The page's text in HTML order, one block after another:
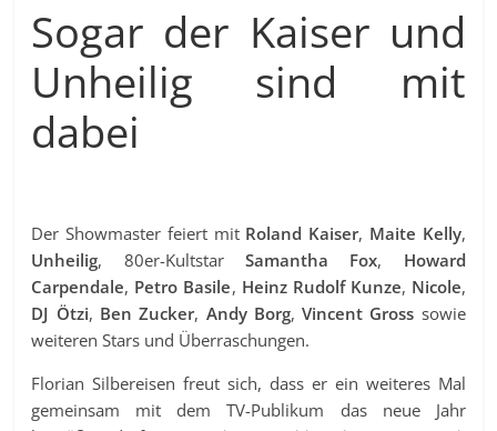
Sogar der Kaiser und
Unheilig sind mit
dabei
Der Showmaster feiert mit Roland Kaiser, Maite Kelly,
Unheilig, 80er-Kultstar Samantha Fox, Howard
Carpendale, Petro Basile, Heinz Rudolf Kunze, Nicole,
DJ Ötzi, Ben Zucker, Andy Borg,Vincent Gross sowie
weiteren Stars und Überraschungen.
Florian Silbereisen freut sich, dass er ein weiteres Mal
gemeinsam mit dem TV-Publikum das neue Jahr